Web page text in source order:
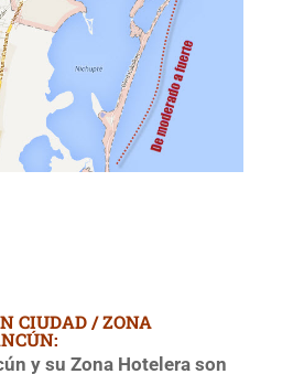
CIUDAD / ZONA
y su Zona Hotelera son